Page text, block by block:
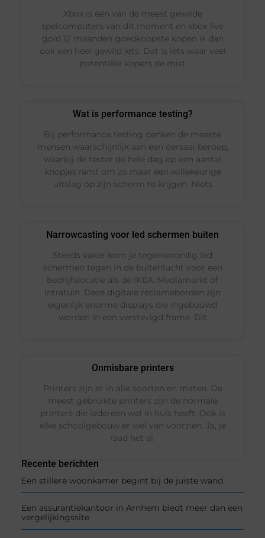
Recente berichten
Een stillere woonkamer begint bij de juiste wand
Een assurantiekantoor in Arnhem biedt meer dan een
vergelijkingssite
Xbox is één van de meest gewilde
spelcomputers van dit moment en xbox live
gold 12 maanden goedkoopste kopen is dan
ook een heel gewild iets. Dat is iets waar veel
potentiële kopers de mist
Wat is performance testing?
Bij performance testing denken de meeste
mensen waarschijnlijk aan een oersaai beroep,
waarbij de tester de hele dag op een aantal
knopjes ramt om zo maar een willekeurige
uitslag op zijn scherm te krijgen. Niets
Narrowcasting voor led schermen buiten
Steeds vaker kom je tegenwoordig led
schermen tegen in de buitenlucht voor een
bedrijfslocatie als de IKEA, Mediamarkt of
Intratuin. Deze digitale reclameborden zijn
eigenlijk enorme displays die ingebouwd
worden in een verstevigd frame. Dit
Onmisbare printers
Printers zijn er in alle soorten en maten. De
meest gebruikte printers zijn de normale
printers die iedereen wel in huis heeft. Ook is
elke schoolgebouw er wel van voorzien. Ja, je
raad het al.